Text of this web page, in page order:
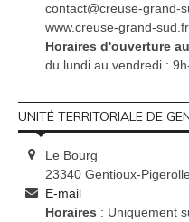
contact@creuse-grand-
www.creuse-grand-sud.fr
Horaires d'ouverture
du lundi au vendredi :
UNITÉ TERRITORIALE DE
Le Bourg
23340 Gentioux-
E-mail
Horaires : Uniquement